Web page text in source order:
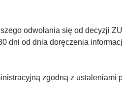
odwołania się od decyzji
dni od dnia doręczenia
zgodną z ustaleniami